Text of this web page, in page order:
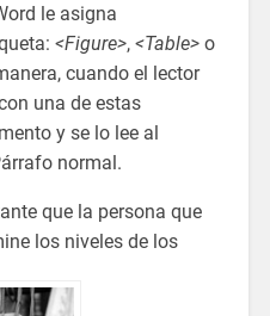
le asigna
<Figure>, <Table>o
cuando el lector
una de estas
y se lo lee al
normal.
que la persona que
los niveles de los